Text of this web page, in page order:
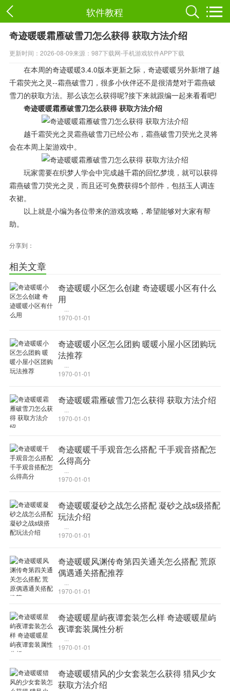
软件教程
奇迹暖暖霜雁破雪刀怎么获得 获取方法介绍
更新时间：2026-08-09来源：987下载网-手机游戏软件APP下载
在本周的奇迹暖暖3.4.0版本更新之际，奇迹暖暖另外新增了越
千霜荧光之灵--霜燕破雪刀，很多小伙伴还不是很清楚对于霜燕破
雪刀的获取方法。那么该怎么获得呢?接下来就跟编一起来看看吧!
奇迹暖暖霜雁破雪刀怎么获得 获取方法介绍
越千霜荧光之灵霜燕破雪刀已经公布，霜燕破雪刀荧光之灵将
会在本周上架游戏中。
玩家需要在织梦人学会中完成越千霜的回忆梦境，就可以获得
霜燕破雪刀荧光之灵，而且还可免费获得5个部件，包括玉人调连
衣裙。
以上就是小编为各位带来的游戏攻略，希望能够对大家有帮
助。
分享到：
相关文章
奇迹暖暖小区怎么创建 奇迹暖暖小区有什么
用
1970-01-01
奇迹暖暖小区怎么团购 暖暖小屋小区团购玩
法推荐
1970-01-01
奇迹暖暖霜雁破雪刀怎么获得 获取方法介绍
1970-01-01
奇迹暖暖千手观音怎么搭配 千手观音搭配怎
么得高分
1970-01-01
奇迹暖暖凝砂之战怎么搭配 凝砂之战s级搭配
玩法介绍
1970-01-01
奇迹暖暖风渊传奇第四关通关怎么搭配 荒原
偶遇通关搭配推荐
1970-01-01
奇迹暖暖星屿夜谭套装怎么样 奇迹暖暖星屿
夜谭套装属性分析
1970-01-01
奇迹暖暖猎风的少女套装怎么获得 猎风少女
获取方法介绍